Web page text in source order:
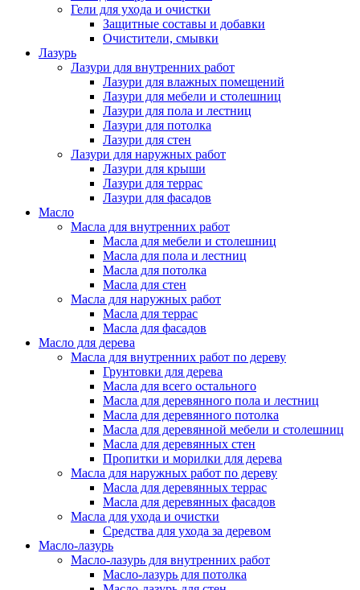
Гели для ухода и очистки
Защитные составы и добавки
Очистители, смывки
Лазурь
Лазури для внутренних работ
Лазури для влажных помещений
Лазури для мебели и столешниц
Лазури для пола и лестниц
Лазури для потолка
Лазури для стен
Лазури для наружных работ
Лазури для крыши
Лазури для террас
Лазури для фасадов
Масло
Масла для внутренних работ
Масла для мебели и столешниц
Масла для пола и лестниц
Масла для потолка
Масла для стен
Масла для наружных работ
Масла для террас
Масла для фасадов
Масло для дерева
Масла для внутренних работ по дереву
Грунтовки для дерева
Масла для всего остального
Масла для деревянного пола и лестниц
Масла для деревянного потолка
Масла для деревянной мебели и столешниц
Масла для деревянных стен
Пропитки и морилки для дерева
Масла для наружных работ по дереву
Масла для деревянных террас
Масла для деревянных фасадов
Масла для ухода и очистки
Средства для ухода за деревом
Масло-лазурь
Масло-лазурь для внутренних работ
Масло-лазурь для потолка